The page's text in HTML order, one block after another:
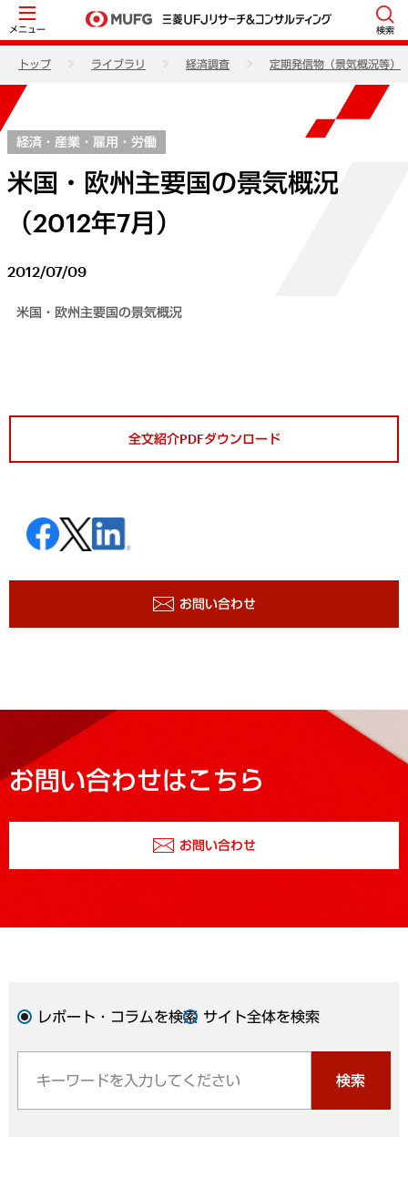
メニュー 検索
トップ ライブラリ 経済調査 定期発信物（景気概況等）
経済・産業・雇用・労働
米国・欧州主要国の景気概況
（2012年7月）
2012/07/09
米国・欧州主要国の景気概況
全文紹介PDFダウンロード
お問い合わせ
お問い合わせはこちら
お問い合わせ
レポート・コラムを検索 サイト全体を検索
検索